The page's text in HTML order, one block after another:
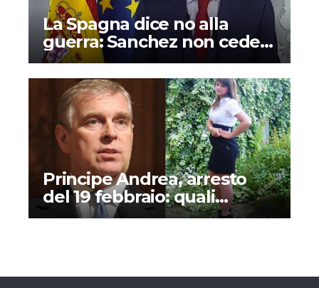
La Spagna dice no alla
guerra: Sanchez non cede
alle minacce di Trump
Principe Andrea, arresto
del 19 febbraio: quali
accuse e perché si parla (di